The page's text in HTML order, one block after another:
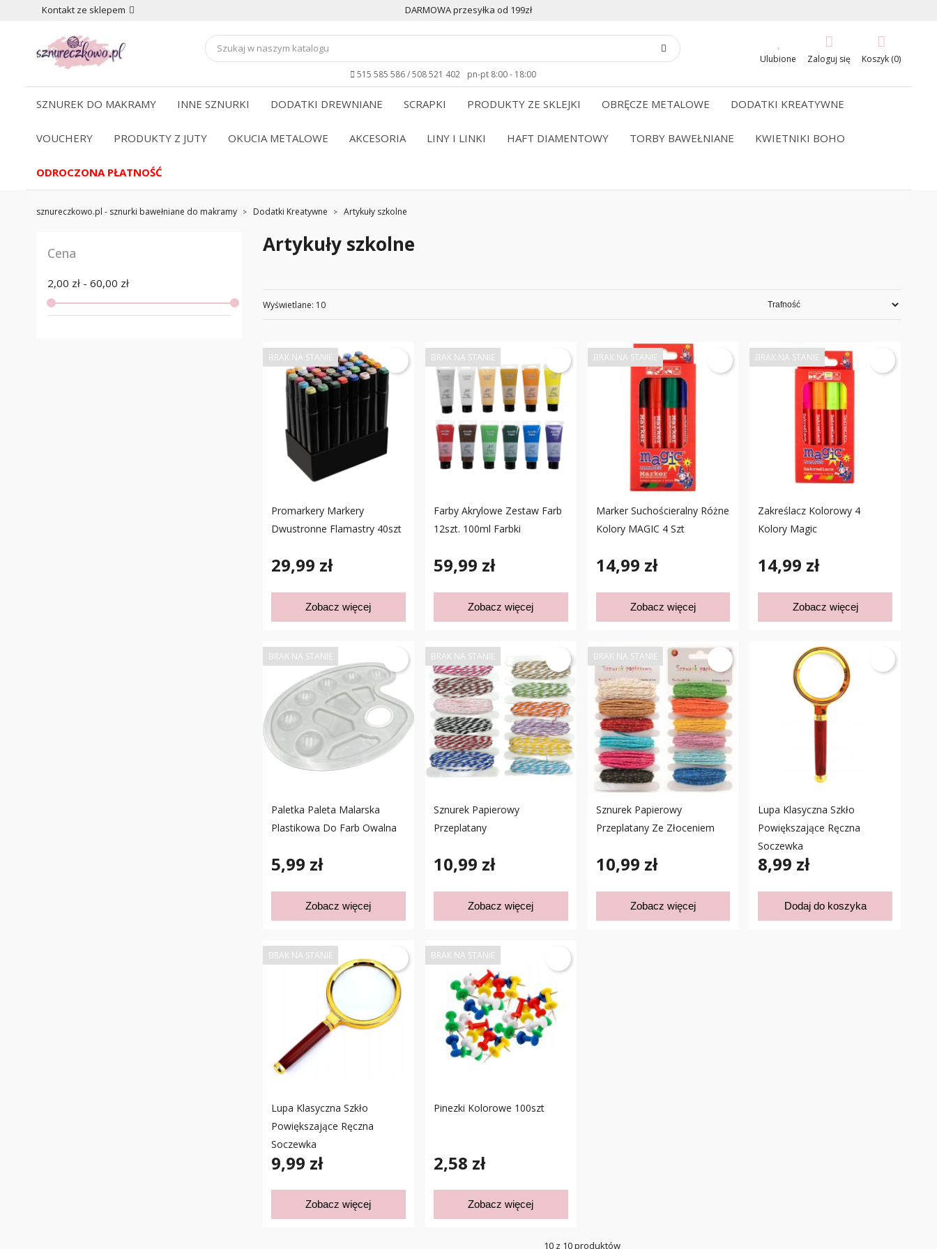
Kontakt ze sklepem DARMOWA przesyłka od 199zł
515 585 586 / 508 521 402 pn-pt 8:00 - 18:00
Ulubione Zaloguj się Koszyk (0)
SZNUREK DO MAKRAMY INNE SZNURKI DODATKI DREWNIANE SCRAPKI PRODUKTY ZE SKLEJKI OBRĘCZE METALOWE DODATKI KREATYWNE
VOUCHERY PRODUKTY Z JUTY OKUCIA METALOWE AKCESORIA LINY I LINKI HAFT DIAMENTOWY TORBY BAWEŁNIANE KWIETNIKI BOHO
ODROCZONA PŁATNOŚĆ
sznureczkowo.pl - sznurki bawełniane do makramy Dodatki Kreatywne Artykuły szkolne
Cena
2,00 zł - 60,00 zł
Artykuły szkolne
Wyświetlane: 10
Promarkery Markery
Dwustronne Flamastry 40szt
29,99 zł
Zobacz więcej
BRAK NA STANIE
Farby Akrylowe Zestaw Farb
12szt. 100ml Farbki
59,99 zł
Zobacz więcej
BRAK NA STANIE
Marker Suchościeralny Różne
Kolory MAGIC 4 Szt
14,99 zł
Zobacz więcej
BRAK NA STANIE
Zakreślacz Kolorowy 4
Kolory Magic
14,99 zł
Zobacz więcej
BRAK NA STANIE
Paletka Paleta Malarska
Plastikowa Do Farb Owalna
5,99 zł
Zobacz więcej
BRAK NA STANIE
Sznurek Papierowy
Przeplatany
10,99 zł
Zobacz więcej
BRAK NA STANIE
Sznurek Papierowy
Przeplatany Ze Złoceniem
10,99 zł
Zobacz więcej
BRAK NA STANIE
Lupa Klasyczna Szkło
Powiększające Ręczna
Soczewka
8,99 zł
Dodaj do koszyka
Lupa Klasyczna Szkło
Powiększające Ręczna
Soczewka
9,99 zł
Zobacz więcej
BRAK NA STANIE
Pinezki Kolorowe 100szt
2,58 zł
Zobacz więcej
BRAK NA STANIE
10 z 10 produktów